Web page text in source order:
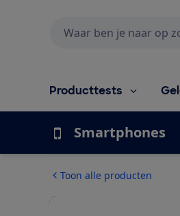
Producttests
Smartphones
Toon alle producten